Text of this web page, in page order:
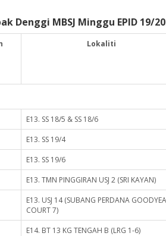
Denggi MBSJ Minggu EPID 19/
Lokaliti
E13. SS 18/5 & SS 18/6
E13. SS 19/4
E13. SS 19/6
E13. TMN PINGGIRAN USJ 2 (SRI KAYAN)
E13. USJ 14 (SUBANG PERDANA
COURT 7)
E14. BT 13 KG TENGAH B (LRG 1-6)